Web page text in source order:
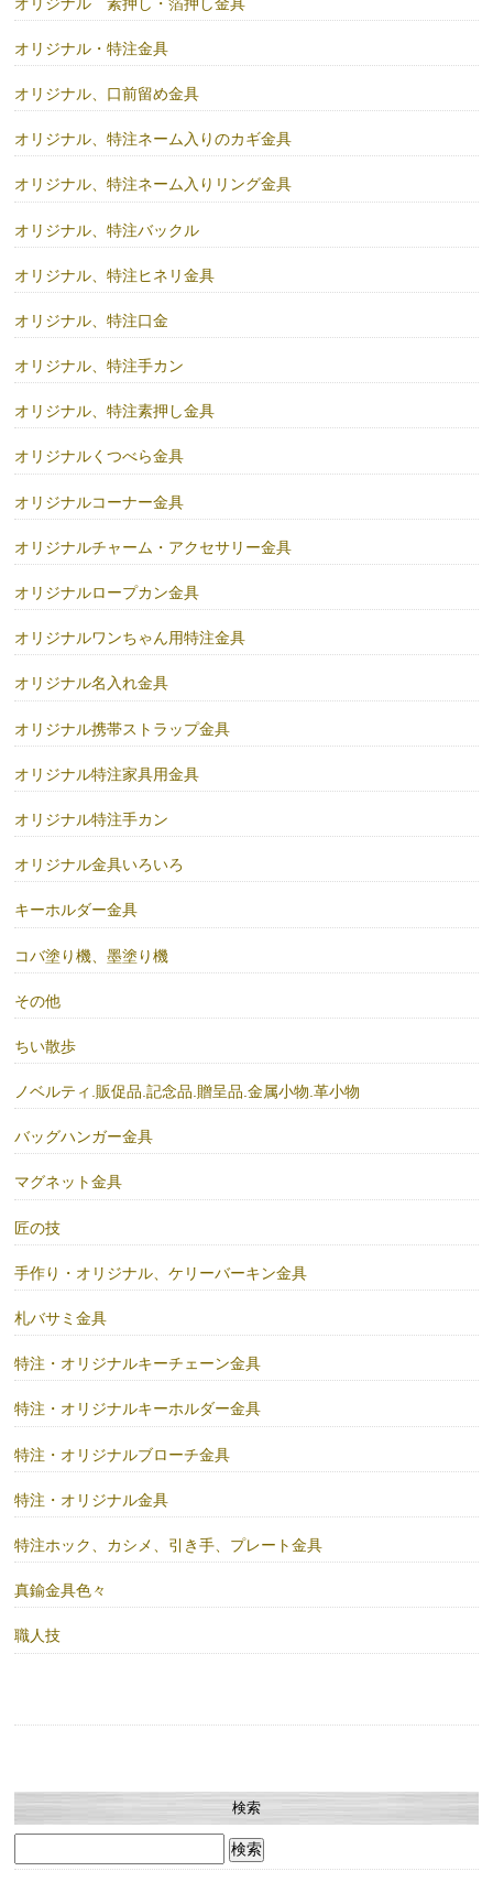
オリジナル・特注金具
オリジナル、口前留め金具
オリジナル、特注ネーム入りのカギ金具
オリジナル、特注ネーム入りリング金具
オリジナル、特注バックル
オリジナル、特注ヒネリ金具
オリジナル、特注口金
オリジナル、特注手カン
オリジナル、特注素押し金具
オリジナルくつべら金具
オリジナルコーナー金具
オリジナルチャーム・アクセサリー金具
オリジナルロープカン金具
オリジナルワンちゃん用特注金具
オリジナル名入れ金具
オリジナル携帯ストラップ金具
オリジナル特注家具用金具
オリジナル特注手カン
オリジナル金具いろいろ
キーホルダー金具
コバ塗り機、墨塗り機
その他
ちい散歩
ノベルティ.販促品.記念品.贈呈品.金属小物.革小物
バッグハンガー金具
マグネット金具
匠の技
手作り・オリジナル、ケリーバーキン金具
札バサミ金具
特注・オリジナルキーチェーン金具
特注・オリジナルキーホルダー金具
特注・オリジナルブローチ金具
特注・オリジナル金具
特注ホック、カシメ、引き手、プレート金具
真鍮金具色々
職人技
検索
索: